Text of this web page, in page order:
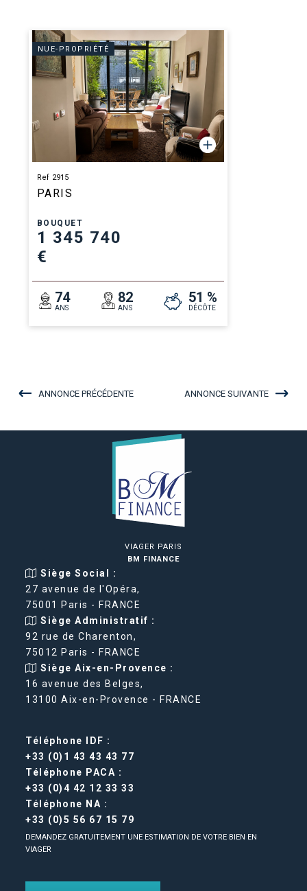
NUE-PROPRIÉTÉ
Ref 2915
PARIS
BOUQUET
1 345 740
€
74
ANS
82
ANS
51 %
DÉCÔTE
ANNONCE PRÉCÉDENTE ANNONCE SUIVANTE
VIAGER PARIS
BM FINANCE
Siège Social :
27 avenue de l'Opéra,
75001 Paris - FRANCE
Siège Administratif :
92 rue de Charenton,
75012 Paris - FRANCE
Siège Aix-en-Provence :
16 avenue des Belges,
13100 Aix-en-Provence - FRANCE
Téléphone IDF :
+33 (0)1 43 43 43 77
Téléphone PACA :
+33 (0)4 42 12 33 33
Téléphone NA :
+33 (0)5 56 67 15 79
DEMANDEZ GRATUITEMENT UNE ESTIMATION DE VOTRE BIEN EN
VIAGER